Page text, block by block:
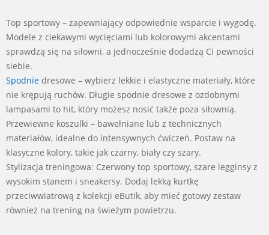
Top sportowy – zapewniający odpowiednie wsparcie i wygodę.
Modele z ciekawymi wycięciami lub kolorowymi akcentami
sprawdzą się na siłowni, a jednocześnie dodadzą Ci pewności
siebie.
Spodnie dresowe – wybierz lekkie i elastyczne materiały, które
nie krępują ruchów. Długie spodnie dresowe z ozdobnymi
lampasami to hit, który możesz nosić także poza siłownią.
Przewiewne koszulki – bawełniane lub z technicznych
materiałów, idealne do intensywnych ćwiczeń. Postaw na
klasyczne kolory, takie jak czarny, biały czy szary.
Stylizacja treningowa: Czerwony top sportowy, szare legginsy z
wysokim stanem i sneakersy. Dodaj lekką kurtkę
przeciwwiatrową z kolekcji eButik, aby mieć gotowy zestaw
również na trening na świeżym powietrzu.